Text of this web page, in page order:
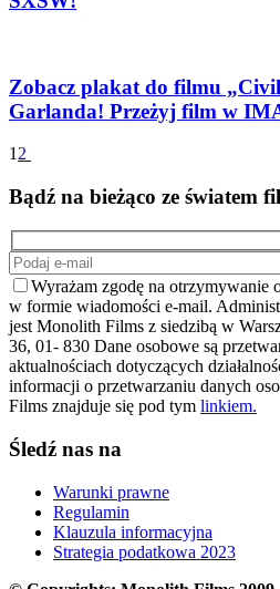
Zobacz plakat do filmu
Garlanda! Przeżyj film w
12
Bądź na bieżąco ze światem
Wyrażam zgodę na otrzymywanie
w formie wiadomości e-mail.
jest Monolith Films z siedzibą w
36, 01- 830 Dane osobowe są
aktualnościach dotyczących
informacji o przetwarzaniu danych
Films znajduje się pod tym linkiem.
Śledź nas na
Warunki prawne
Regulamin
Klauzula informacyjna
Strategia podatkowa 2023